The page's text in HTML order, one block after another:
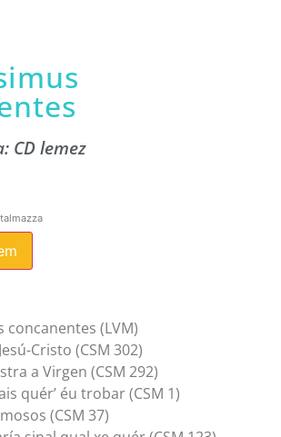
CD lemez
concanentes (LVM)
Cristo (CSM 302)
a Virgen (CSM 292)
quér’ éu trobar (CSM 1)
(CSM 37)